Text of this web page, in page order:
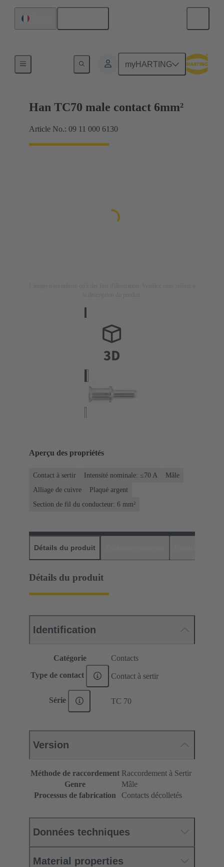
myHARTING
Han TC70 male contact 6mm²
Article No.: 09 11 000 6130
Aperçu des propriétés
Contact à sertir Intensité nominale: ≤70 A
Mâle
Alliage de cuivre
Plaqué argent
Section de fil du conducteur: 6 mm²
Détails du produit
Détails du produit
Identification
Catégorie Contacts
Type de contact Contact à sertir
Série TC 70
Version
Méthode de raccordement Raccordement à Sertir
Genre
Mâle
Processus de fabrication
Contacts décolletés
Données techniques
Material properties